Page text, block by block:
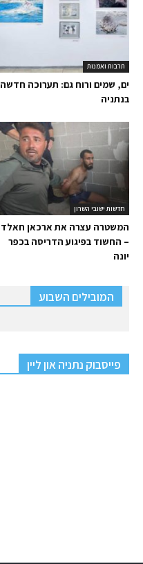
תרבות ואמנות
ים, שמים ורוח גם: תערוכה חדשה
בנתניה
חדשות ישובי השרון
המשטרה עצרה את ארכאן חאלד
– החשוד בפיגוע הדריסה בכפר
יונה
המובילים השבוע
פייסבוק נתניה און ליין